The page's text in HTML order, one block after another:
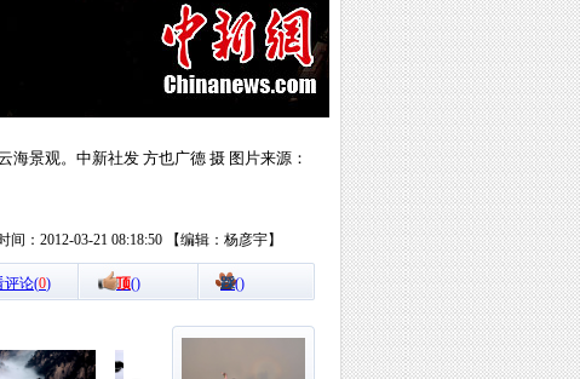
景观。中新社发 方也广德 摄 图片来源：
间：2012-03-21 08:18:50 【编辑：杨彦宇】
评论(0) 顶() 踩()